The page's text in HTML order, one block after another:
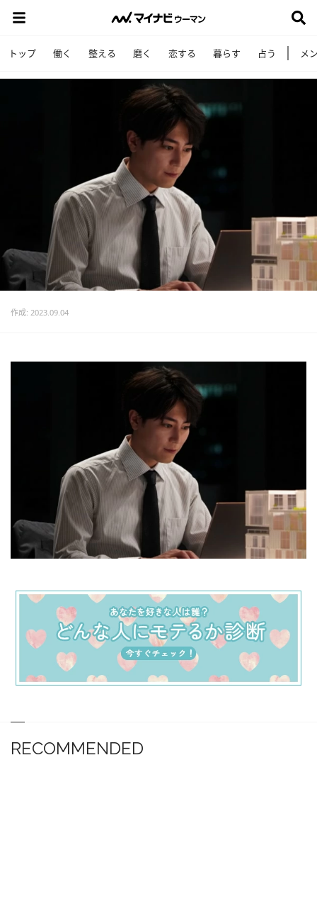
トップ 働く 整える 磨く 恋する 暮らす 占う メ
作成: 2023.09.04
RECOMMENDED